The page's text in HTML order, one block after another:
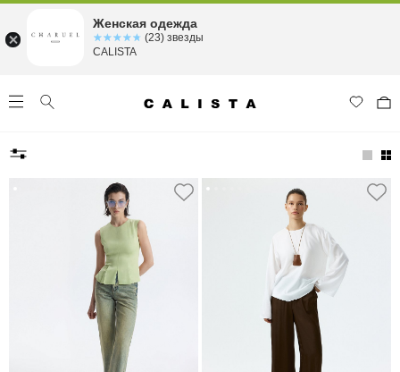
Женская одежда
☆☆☆☆☆
★★★★★ (23) звезды
CALISTA